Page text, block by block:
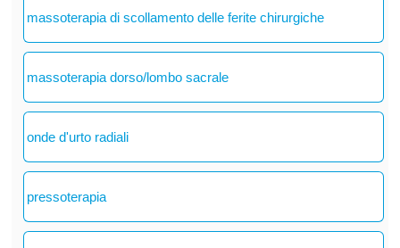
massoterapia di scollamento delle ferite chirurgiche
massoterapia dorso/lombo sacrale
onde d'urto radiali
pressoterapia